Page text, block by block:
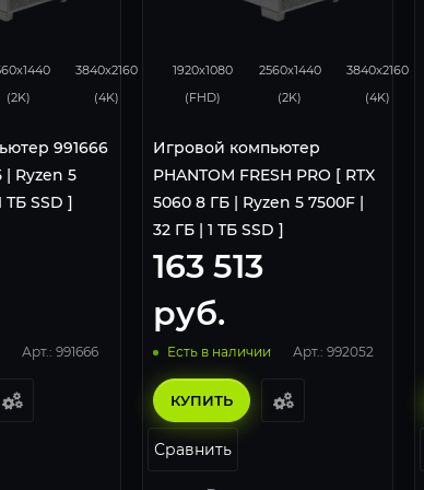
(2K)
3840x2160
(4K)
991666
| Ryzen 5
ТБ SSD ]
Арт.: 991666
1920x1080
(FHD)
2560x1440
(2K)
3840x2160
(4K)
Игровой компьютер
PHANTOM FRESH PRO [ RTX
5060 8 ГБ | Ryzen 5 7500F |
32 ГБ | 1 ТБ SSD ]
163 513
руб.
Есть в наличии Арт.: 992052
КУПИТЬ
Сравнить